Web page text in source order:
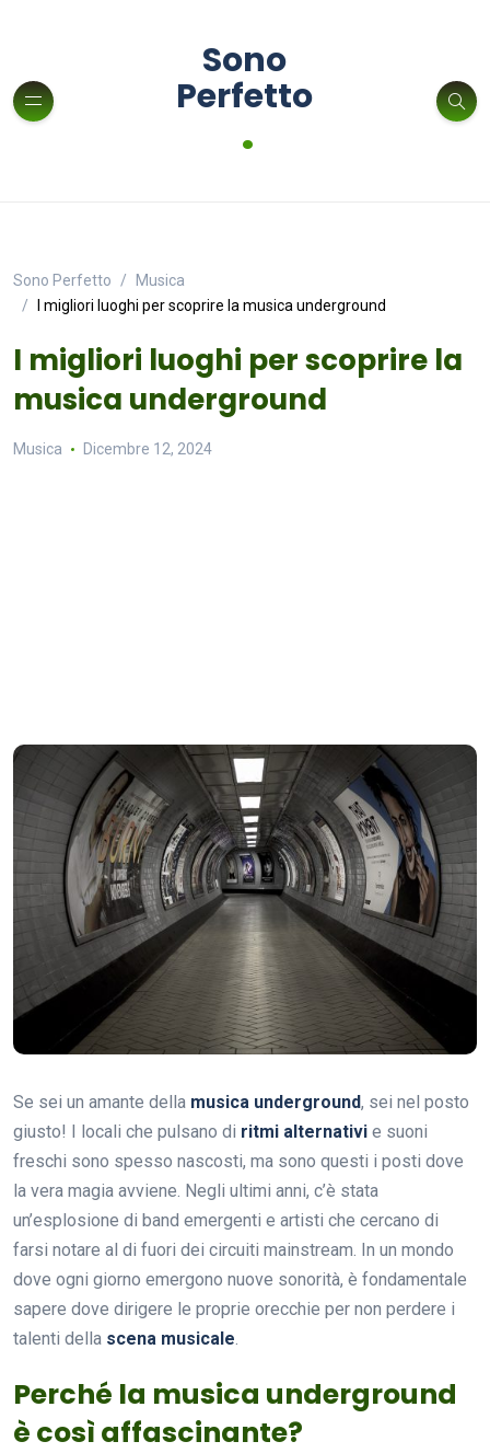
Sono
Perfetto
.
Sono Perfetto
Musica
I migliori luoghi per scoprire la musica underground
I migliori luoghi per scoprire la
musica underground
Musica Dicembre 12, 2024
Se sei un amante della musica underground, sei nel posto
giusto! I locali che pulsano di ritmi alternativi e suoni
freschi sono spesso nascosti, ma sono questi i posti dove
la vera magia avviene. Negli ultimi anni, c’è stata
un’esplosione di band emergenti e artisti che cercano di
farsi notare al di fuori dei circuiti mainstream. In un mondo
dove ogni giorno emergono nuove sonorità, è fondamentale
sapere dove dirigere le proprie orecchie per non perdere i
talenti della scena musicale.
Perché la musica underground
è così affascinante?